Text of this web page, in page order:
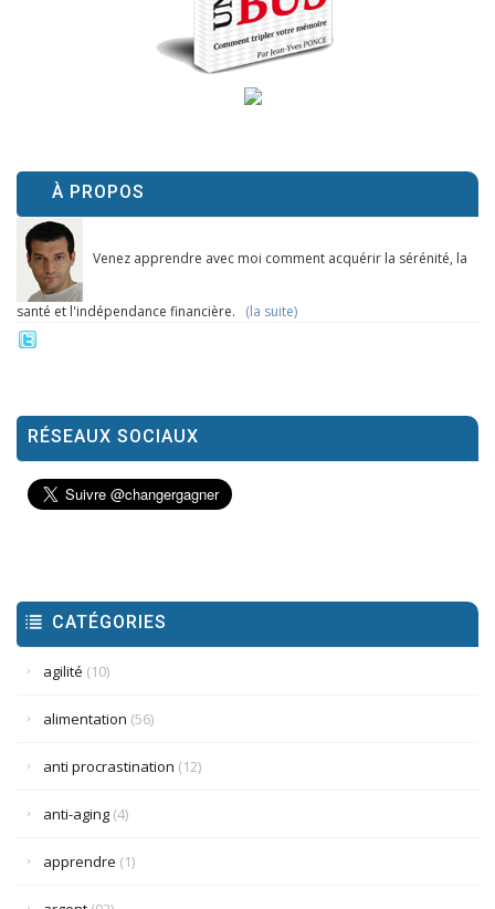
À PROPOS
Venez apprendre avec moi comment acquérir la sérénité, la
santé et l'indépendance financière. (la suite)
RÉSEAUX SOCIAUX
CATÉGORIES
agilité (10)
alimentation (56)
anti procrastination (12)
anti-aging (4)
apprendre (1)